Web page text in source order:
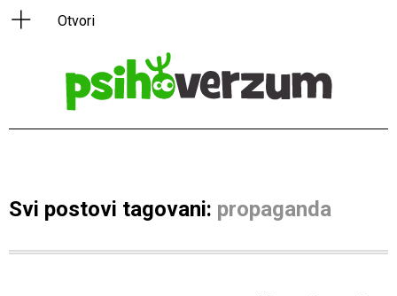
Svi postovi tagovani: propaganda